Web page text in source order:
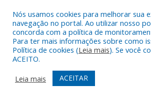
Todos os direitos reservados a
Mocajuba.
Mapa do Site
Acessar Área Administrativa
Acessar Webmail
Nós usamos cookies para melhorar sua
navegação no portal. Ao utilizar nosso
concorda com a política de
Para ter mais informações sobre como
Política de cookies (Leia mais). Se você
ACEITO.
Leia mais
ACEITAR